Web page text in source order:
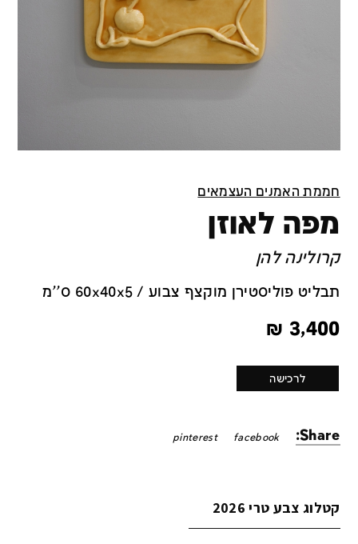
חממת האמנים העצמאים
מפה לאוזן
קרולינה להן
תבליט פוליסטירן מוקצף צבוע / 60x40x5 ס''מ
3,400
₪
לרכישה
Share:
facebook
pinterest
קטלוג צבע טרי 2026